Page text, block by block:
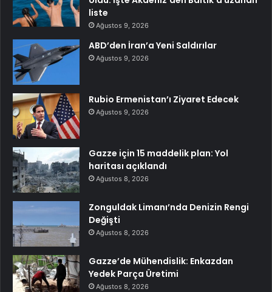
liste
Ağustos 9, 2026
ABD’den İran’a Yeni Saldırılar
Ağustos 9, 2026
Rubio Ermenistan’ı Ziyaret Edecek
Ağustos 9, 2026
Gazze için 15 maddelik plan: Yol
haritası açıklandı
Ağustos 8, 2026
Zonguldak Limanı’nda Denizin Rengi
Değişti
Ağustos 8, 2026
Gazze’de Mühendislik: Enkazdan
Yedek Parça Üretimi
Ağustos 8, 2026